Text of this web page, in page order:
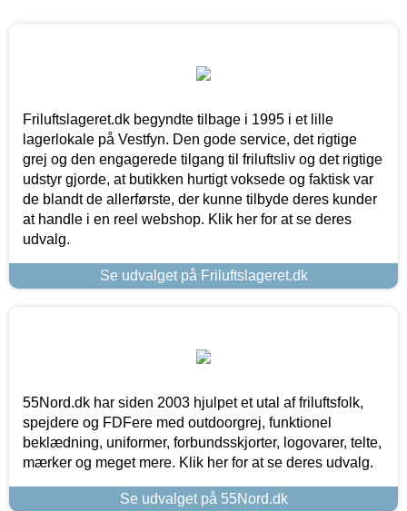
Friluftslageret.dk begyndte tilbage i 1995 i et lille
lagerlokale på Vestfyn. Den gode service, det rigtige
grej og den engagerede tilgang til friluftsliv og det rigtige
udstyr gjorde, at butikken hurtigt voksede og faktisk var
de blandt de allerførste, der kunne tilbyde deres kunder
at handle i en reel webshop. Klik her for at se deres
udvalg.
Se udvalget på Friluftslageret.dk
55Nord.dk har siden 2003 hjulpet et utal af friluftsfolk,
spejdere og FDFere med outdoorgrej, funktionel
beklædning, uniformer, forbundsskjorter, logovarer, telte,
mærker og meget mere. Klik her for at se deres udvalg.
Se udvalget på 55Nord.dk